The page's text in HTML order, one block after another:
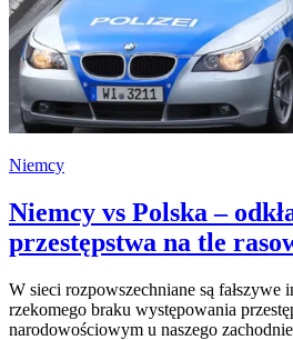
Niemcy
Niemcy vs Polska –
przestępstwa na tle
W sieci rozpowszechniane są fałszywe
rzekomego braku występowania
narodowościowym u naszego